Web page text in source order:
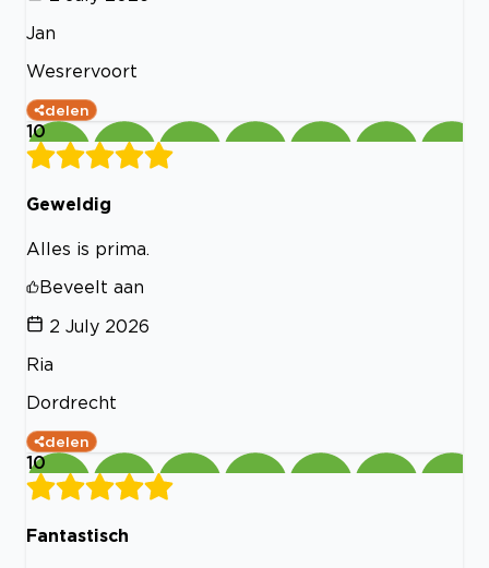
Jan
Wesrervoort
delen
10
Geweldig
Alles is prima.
Beveelt aan
2 July 2026
Ria
Dordrecht
delen
10
Fantastisch